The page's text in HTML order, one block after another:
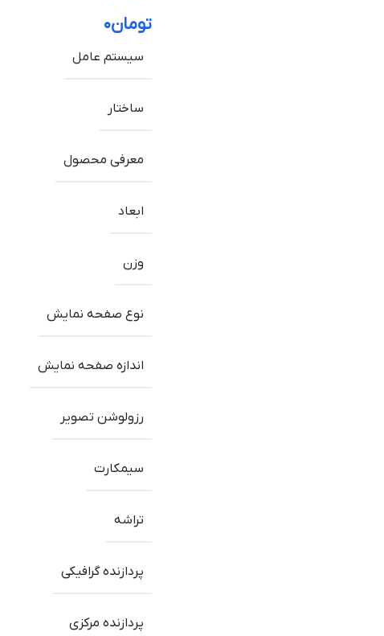
تومان۰
سیستم عامل
ساختار
معرفی محصول
ابعاد
وزن
نوع صفحه نمایش
اندازه صفحه نمایش
رزولوشن تصویر
سیمکارت
تراشه
پردازنده گرافیکی
پردازنده مرکزی